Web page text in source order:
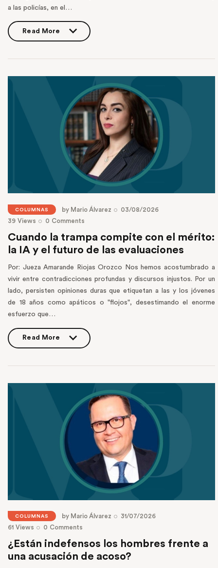
a las policías, en el…
Read More
COLUMNAS by Mario Álvarez
03/08/2026
39 Views 0 Comments
Cuando la trampa compite con el mérito:
la IA y el futuro de las evaluaciones
Por: Jueza Amarande Riojas Orozco Nos hemos acostumbrado a
vivir entre contradicciones profundas y discursos injustos. Por un
lado, persisten opiniones duras que etiquetan a las y los jóvenes
de 18 años como apáticos o "flojos", desestimando el enorme
esfuerzo que…
Read More
COLUMNAS by Mario Álvarez
31/07/2026
61 Views 0 Comments
¿Están indefensos los hombres frente a
una acusación de acoso?